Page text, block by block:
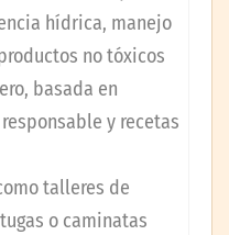
hídrica, manejo
no tóxicos
basada en
y recetas
talleres de
o caminatas